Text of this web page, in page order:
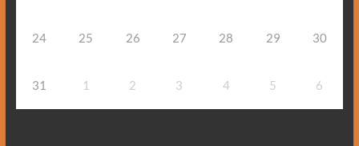
24 25 26 27 28 29 30
31 1 2 3 4 5 6